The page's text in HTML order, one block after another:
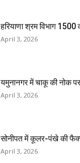
हरियाणा श्रम विभाग 1500
April 3, 2026
यमुनानगर में चाकू की नोक
April 3, 2026
सोनीपत में कूलर-पंखे की
April 3, 2026